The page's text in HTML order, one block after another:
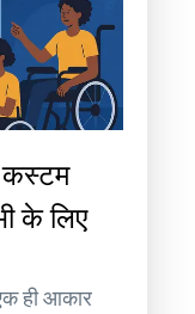
कस्टम
के लिए
ही आकार